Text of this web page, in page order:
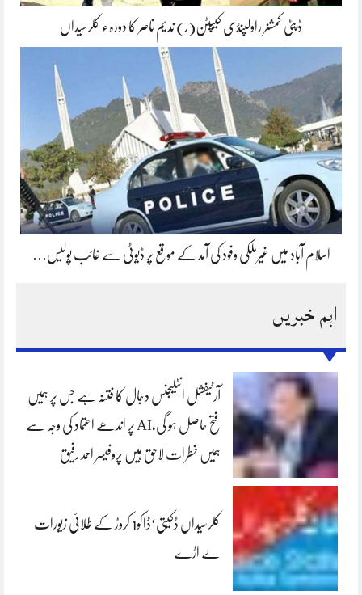
ڈپٹی کمشنر راولپنڈی کیپٹن(ر) ندیم ناصر کا دورہء کلرسیداں
اسلام آباد میں غیرملکی وفود کی آمد کے موقع پر ڈیوٹی سے غائب پولیس…
اہم خبریں
آرٹیفشل انٹلیجنس دجال کا فتنہ ہے جس پر ہمیں
فتح حاصل ہو گی،AI پر اندھے اعتماد کی وجہ سے
ہمیں خطرات لاحق ہیں پروفیسر احمد رفیق
کلرسیداں ڈکیتی‘ڈاکو1 کروڑ کے طلائی زیورات
لے اڑے